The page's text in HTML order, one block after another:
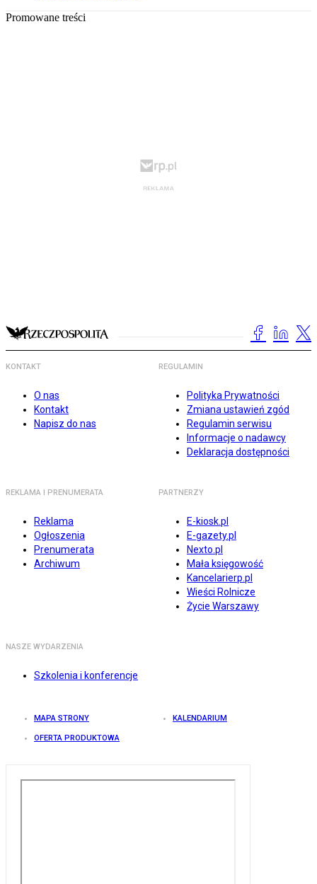
Promowane treści
KONTAKT
O nas
Kontakt
Napisz do nas
REGULAMIN
Polityka Prywatności
Zmiana ustawień zgód
Regulamin serwisu
Informacje o nadawcy
Deklaracja dostępności
REKLAMA I PRENUMERATA
Reklama
Ogłoszenia
Prenumerata
Archiwum
PARTNERZY
E-kiosk.pl
E-gazety.pl
Nexto.pl
Mała księgowość
Kancelarierp.pl
Wieści Rolnicze
Życie Warszawy
NASZE WYDARZENIA
Szkolenia i konferencje
MAPA STRONY KALENDARIUM
OFERTA PRODUKTOWA